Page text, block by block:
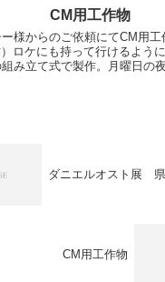
CM用工作物
様からのご依頼にてCM用工
ロケにも持って行けるよう
み立て式で製作。月曜日の
ダニエルオスト展
CM用工作物